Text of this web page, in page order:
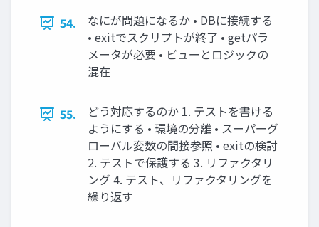
54.
なにが問題になるか • DBに接続する
• exitでスクリプトが終了 • getパラ
メータが必要 • ビューとロジックの
混在
55.
どう対応するのか 1. テストを書ける
ようにする • 環境の分離 • スーパーグ
ローバル変数の間接参照 • exitの検討
2. テストで保護する 3. リファクタリ
ング 4. テスト、リファクタリングを
繰り返す